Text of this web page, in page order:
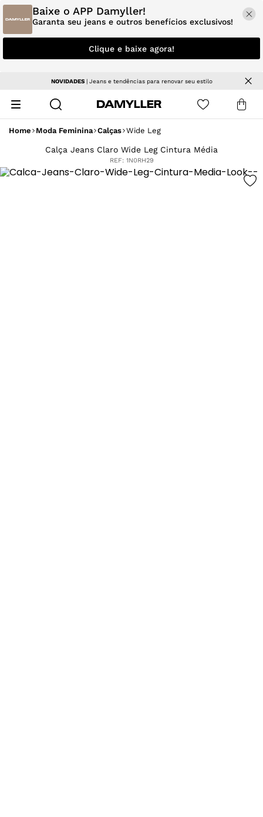
Baixe o APP Damyller!
Garanta seu jeans e outros benefícios exclusivos!
Clique e baixe agora!
NOVIDADES| Jeans e tendências para renovar seu estilo
Home Moda Feminina Calças Wide Leg
Calça Jeans Claro Wide Leg Cintura Média
REF: 1N0RH29